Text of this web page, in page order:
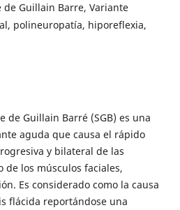
de Guillain Barre, Variante
polineuropatía, hiporeflexia,
de Guillain Barré (SGB) es una
aguda que causa el rápido
y bilateral de las
de los músculos faciales,
Es considerado como la causa
flácida reportándose una